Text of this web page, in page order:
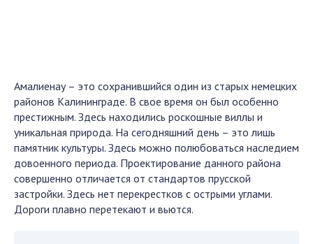
Амалиенау – это сохранившийся один из старых немецких
районов Калининграде. В свое время он был особенно
престижным. Здесь находились роскошные виллы и
уникальная природа. На сегодняшний день – это лишь
памятник культуры. Здесь можно полюбоваться наследием
довоенного периода. Проектирование данного района
совершенно отличается от стандартов прусской
застройки. Здесь нет перекрестков с острыми углами.
Дороги плавно перетекают и вьются.